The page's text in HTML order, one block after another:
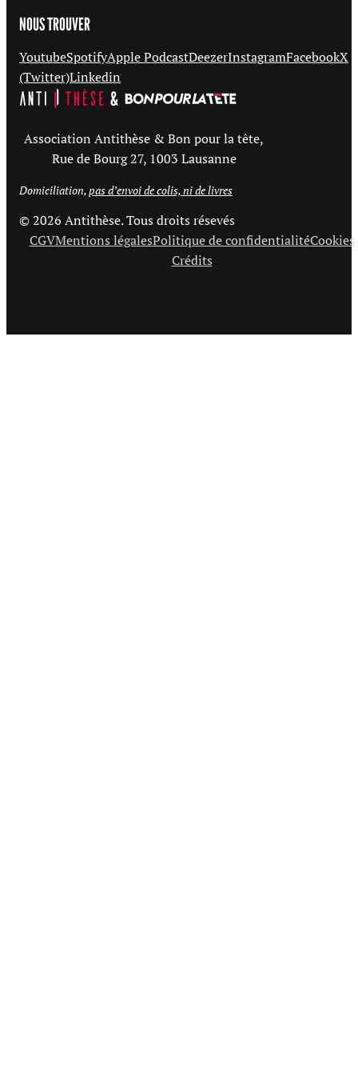
NOUS TROUVER
YoutubeSpotifyApple PodcastDeezerInstagramFacebookX
(Twitter)Linkedin
Association Antithèse & Bon pour la tête,
Rue de Bourg 27, 1003 Lausanne
Domiciliation,pas d’envoi de colis, ni de livres
© 2026 Antithèse. Tous droits résevés
CGVMentions légalesPolitique de confidentialitéCookies
Crédits